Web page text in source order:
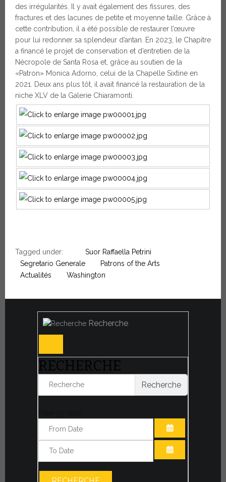
des irrégularités. Il y avait également des fissures, des
fractures et des lacunes de petite et moyenne taille. Grâce à
cette contribution, il a été possible de restaurer l’œuvre
pour lui redonner sa splendeur d’antan. En 2023, le Chapitre
a financé le projet de conservation et d’entretien de la
Nécropole de Santa Rosa et, grâce au soutien de la
«Patron» Monica Adorno, celui de la Chapelle Sixtine en
2021. Deux ans plus tôt, il avait financé la restauration de la
niche XLV de la Galerie Chiaramonti.
Tagged under:
Suor Raffaella Petrini
Segretario Generale
Patrons of the Arts
Actualités
Washington
Recherche
RECHERCHE
Recherche
OUVRIR LE